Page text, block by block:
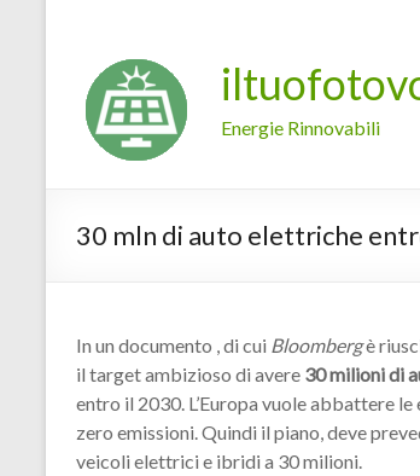
Energie Rinnovabili
30 mln di auto elettriche
In un documento , di cui Bloombergè
il target ambizioso di avere 30 milioni di
entro il 2030. L’Europa vuole abbattere
zero emissioni. Quindi il piano, deve
veicoli elettrici e ibridi a 30 milioni.